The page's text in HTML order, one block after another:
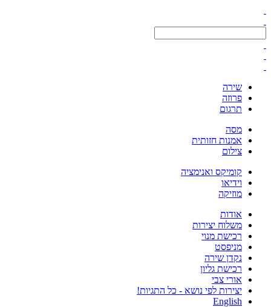
שירה
פרוזה
תרגום
מסה
אמנות חזותית
צילום
קומיקס ואנימציה
וידיאו
מוזיקה
אודות
משלוח יצירות
רכישת מנוי
מניפסט
נקדן שירה
רכישת גליון
אורי צבי
יצירות לפי נושא - כל התגיות!
English